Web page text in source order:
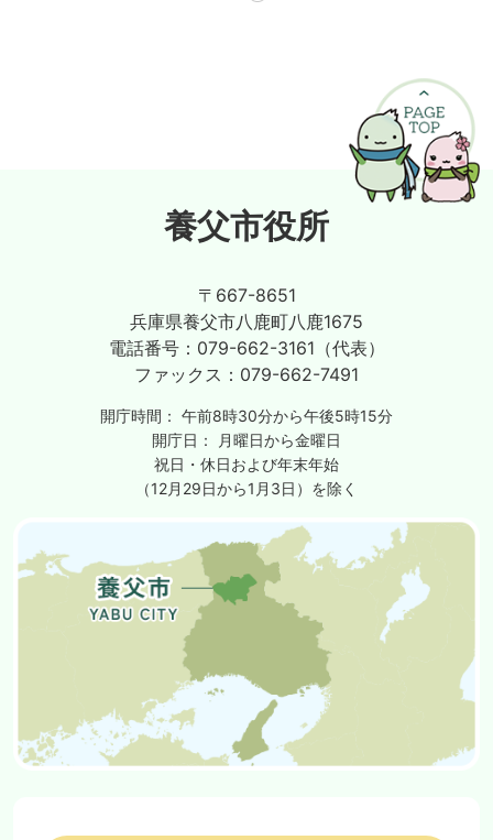
養父市役所
〒667-8651
兵庫県養父市八鹿町八鹿1675
電話番号： 079-662-3161（代表）
ファックス： 079-662-7491
開庁時間： 午前8時30分から午後5時15分
開庁日：
月曜日から金曜日
祝日・休日および年末年始
（12月29日から1月3日）を除く